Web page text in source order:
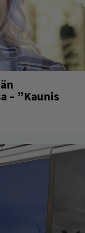
– ”Kaunis